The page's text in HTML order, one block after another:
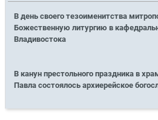
В день своего тезоименитства
Божественную литургию в
Владивостока
В канун престольного праздника в
Павла состоялось архиерейское